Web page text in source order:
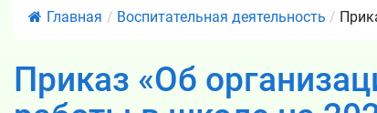
Главная / Воспитательная деятельность /
Приказ «Об